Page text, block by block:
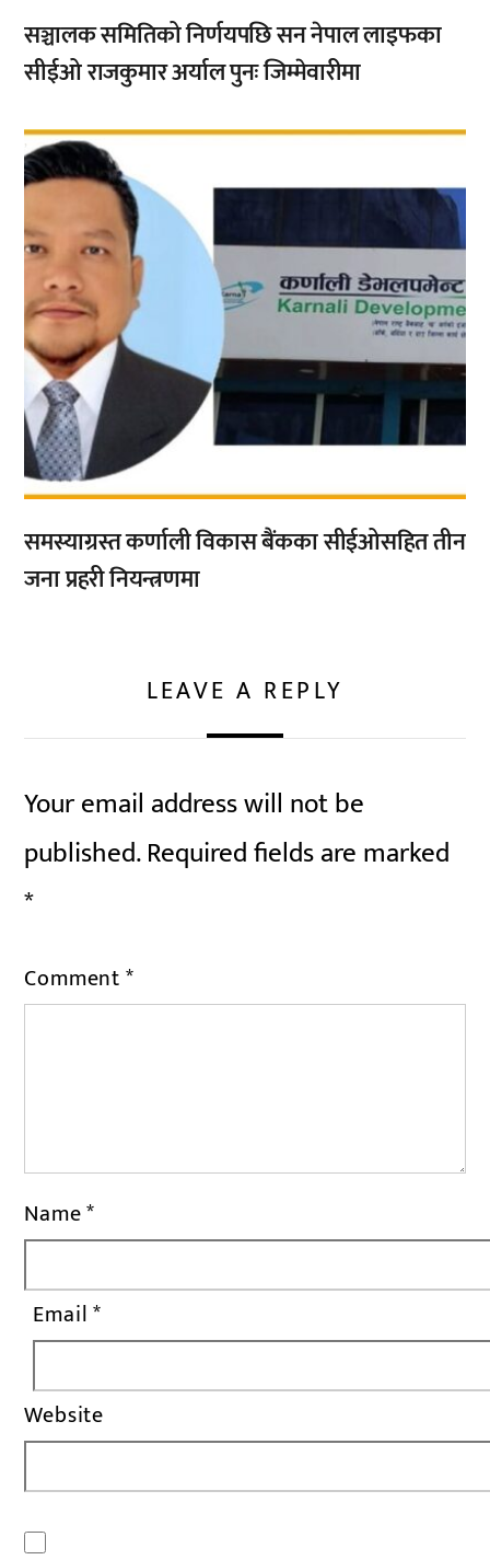
सञ्चालक समितिको निर्णयपछि सन नेपाल लाइफका
सीईओ राजकुमार अर्याल पुनः जिम्मेवारीमा
,
समस्याग्रस्त कर्णाली विकास बैंकका सीईओसहित तीन
जना प्रहरी नियन्त्रणमा
LEAVE A REPLY
Your email address will not be
published.Required fields are marked
*
Comment*
Name*
Email*
Website